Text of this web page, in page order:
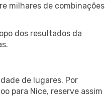
milhares de combinações
dos resultados da
de lugares. Por
para Nice, reserve assim